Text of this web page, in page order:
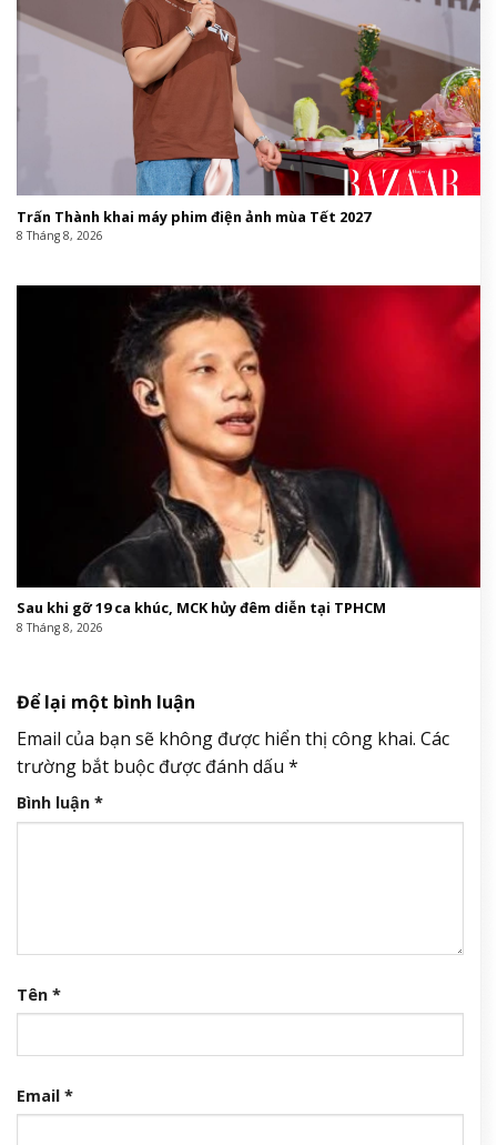
Trấn Thành khai máy phim điện ảnh mùa Tết 2027
8 Tháng 8, 2026
Sau khi gỡ 19 ca khúc, MCK hủy đêm diễn tại TPHCM
8 Tháng 8, 2026
Để lại một bình luận
Email của bạn sẽ không được hiển thị công khai. Các
trường bắt buộc được đánh dấu *
Bình luận *
Tên *
Email *